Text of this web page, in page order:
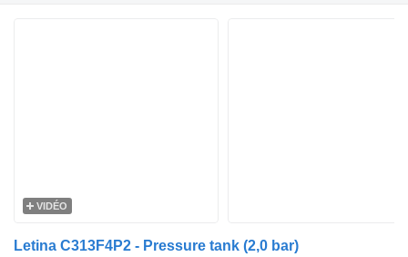
VIDÉO
Letina C313F4P2 - Pressure tank (2,0 bar)